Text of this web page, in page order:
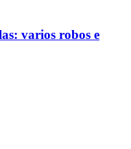
varios robos e